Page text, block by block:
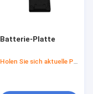
Batterie-Platte
Holen Sie sich aktuelle Preis